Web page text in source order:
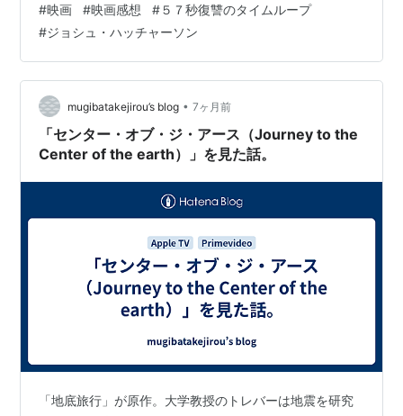
リン（ジョシュ・ハッチャーソン）は、あこがれの技術
界の大物アントン・バレル（モーガン・フリーマン）の
最新製品発表会に潜り込みます。ひょんなことから、彼
はバレルを暗殺の危機から救ってしまう。そこで、バレ
ルが落とした指輪を拾います。そして、その指輪をはめ
タッチすると57秒過去にタイムトリップす…
#映画 #映画感想 #５７秒復讐のタイムループ
#ジョシュ・ハッチャーソン
mugibatakejirou’s blog • 7ヶ月前
「センター・オブ・ジ・アース（Journey to the
Center of the earth）」を見た話。
「地底旅行」が原作。大学教授のトレバーは地震を研究